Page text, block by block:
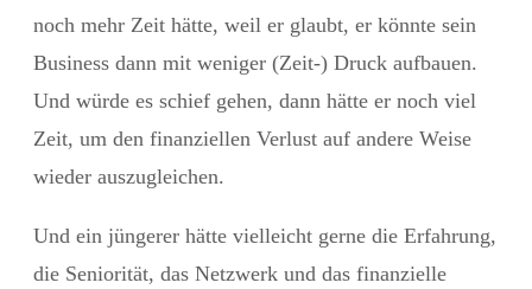
noch mehr Zeit hätte, weil er glaubt, er könnte sein
Business dann mit weniger (Zeit-) Druck aufbauen.
Und würde es schief gehen, dann hätte er noch viel
Zeit, um den finanziellen Verlust auf andere Weise
wieder auszugleichen.
Und ein jüngerer hätte vielleicht gerne die Erfahrung,
die Seniorität, das Netzwerk und das finanzielle